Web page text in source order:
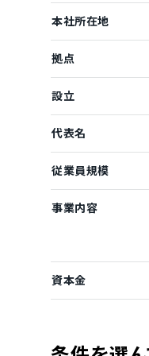
本社所在地
拠点
設立
代表名
従業員規模
事業内容
資本金